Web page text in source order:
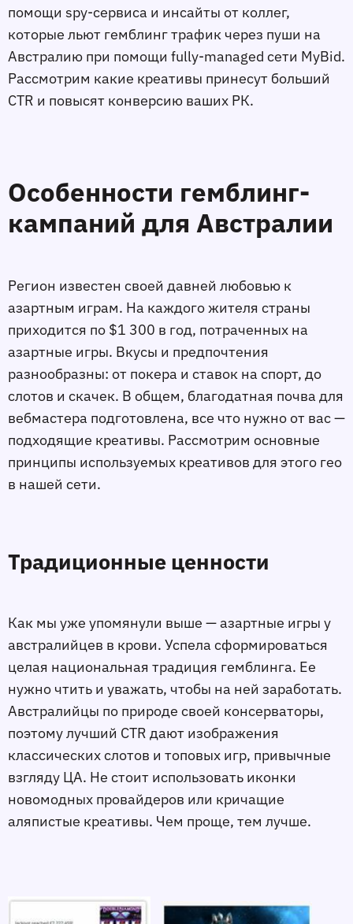
помощи spy-сервиса и инсайты от коллег,
которые льют гемблинг трафик через пуши на
Австралию при помощи fully-managed сети MyBid.
Рассмотрим какие креативы принесут больший
СTR и повысят конверсию ваших РК.
Особенности гемблинг-
кампаний для Австралии
Регион известен своей давней любовью к
азартным играм. На каждого жителя страны
приходится по $1 300 в год, потраченных на
азартные игры. Вкусы и предпочтения
разнообразны: от покера и ставок на спорт, до
слотов и скачек. В общем, благодатная почва для
вебмастера подготовлена, все что нужно от вас —
подходящие креативы. Рассмотрим основные
принципы используемых креативов для этого гео
в нашей сети.
Традиционные ценности
Как мы уже упомянули выше — азартные игры у
австралийцев в крови. Успела сформироваться
целая национальная традиция гемблинга. Ее
нужно чтить и уважать, чтобы на ней заработать.
Австралийцы по природе своей консерваторы,
поэтому лучший CTR дают изображения
классических слотов и топовых игр, привычные
взгляду ЦА. Не стоит использовать иконки
новомодных провайдеров или кричащие
аляпистые креативы. Чем проще, тем лучше.